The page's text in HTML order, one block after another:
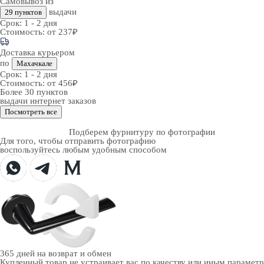
29 пунктов
выдачи
Срок: 1 - 2 дня
Стоимость: от 237₽
Доставка курьером
по
Махачкале
Срок: 1 - 2 дня
Стоимость: от 456₽
Более 30 пунктов
выдачи интернет заказов
Посмотреть все
Подберем фурнитуру по фотографии
Для того, чтобы отправить фотографию
воспользуйтесь любым удобным способом
365 дней на возврат и обмен